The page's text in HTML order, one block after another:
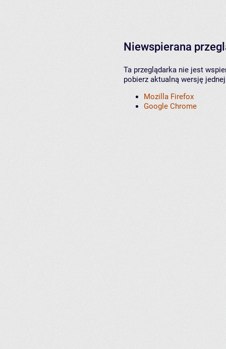
Niewspierana
Ta przeglądarka nie jest
pobierz aktualną wersję
Mozilla Firefox
Google Chrome